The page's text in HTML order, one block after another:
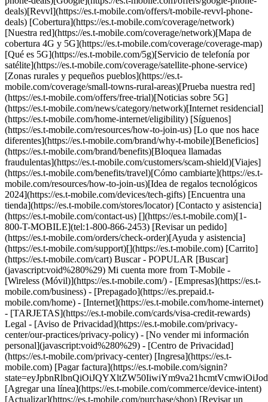
deals)[Revvl](https://es.t-mobile.com/offers/t-mobile-revvl-phone-
deals) [Cobertura](https://es.t-mobile.com/coverage/network)
[Nuestra red](https://es.t-mobile.com/coverage/network)[Mapa de
cobertura 4G y 5G](https://es.t-mobile.com/coverage/coverage-map)
[Qué es 5G](https://es.t-mobile.com/5g)[Servicio de telefonía por
satélite](https://es.t-mobile.com/coverage/satellite-phone-service)
[Zonas rurales y pequeños pueblos](https://es.t-
mobile.com/coverage/small-towns-rural-areas)[Prueba nuestra red]
(https://es.t-mobile.com/offers/free-trial)[Noticias sobre 5G]
(https://es.t-mobile.com/news/category/network)[Internet residencial]
(https://es.t-mobile.com/home-internet/eligibility) [Síguenos]
(https://es.t-mobile.com/resources/how-to-join-us) [Lo que nos hace
diferentes](https://es.t-mobile.com/brand/why-t-mobile)[Beneficios]
(https://es.t-mobile.com/brand/benefits)[Bloquea llamadas
fraudulentas](https://es.t-mobile.com/customers/scam-shield)[Viajes]
(https://es.t-mobile.com/benefits/travel)[Cómo cambiarte](https://es.t-
mobile.com/resources/how-to-join-us)[Idea de regalos tecnológicos
2024](https://es.t-mobile.com/devices/tech-gifts) [Encuentra una
tienda](https://es.t-mobile.com/stores/locator) [Contacto y asistencia]
(https://es.t-mobile.com/contact-us) [](https://es.t-mobile.com)[1-
800-T-MOBILE](tel:1-800-866-2453) [Revisar un pedido]
(https://es.t-mobile.com/orders/check-order)[Ayuda y asistencia]
(https://es.t-mobile.com/support)[](https://es.t-mobile.com) [Carrito]
(https://es.t-mobile.com/cart) Buscar - POPULAR [Buscar]
(javascript:void%280%29) Mi cuenta more from T-Mobile -
[Wireless (Móvil)](https://es.t-mobile.com/) - [Empresas](https://es.t-
mobile.com/business) - [Prepagado](https://es.prepaid.t-
mobile.com/home) - [Internet](https://es.t-mobile.com/home-internet)
- [TARJETAS](https://es.t-mobile.com/cards/visa-credit-rewards)
Legal - [Aviso de Privacidad](https://es.t-mobile.com/privacy-
center/our-practices/privacy-policy) - [No vender mi información
personal](javascript:void%280%29) - [Centro de Privacidad]
(https://es.t-mobile.com/privacy-center) [Ingresa](https://es.t-
mobile.com) [Pagar factura](https://es.t-mobile.com/signin?
[Agregar una línea](https://es.t-mobile.com/commerce/device-intent)
[Actualizar](https://es.t-mobile.com/purchase/shop) [Revisar un